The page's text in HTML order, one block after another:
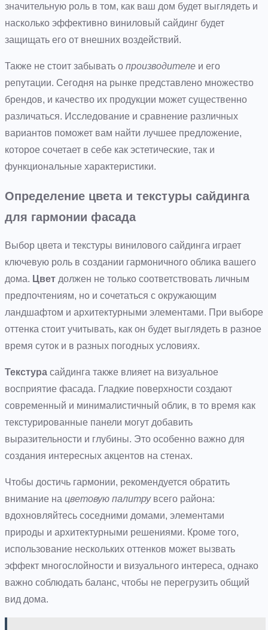
значительную роль в том, как ваш дом будет выглядеть и
насколько эффективно виниловый сайдинг будет
защищать его от внешних воздействий.
Также не стоит забывать о производителе и его
репутации. Сегодня на рынке представлено множество
брендов, и качество их продукции может существенно
различаться. Исследование и сравнение различных
вариантов поможет вам найти лучшее предложение,
которое сочетает в себе как эстетические, так и
функциональные характеристики.
Определение цвета и текстуры сайдинга
для гармонии фасада
Выбор цвета и текстуры винилового сайдинга играет
ключевую роль в создании гармоничного облика вашего
дома. Цвет должен не только соответствовать личным
предпочтениям, но и сочетаться с окружающим
ландшафтом и архитектурными элементами. При выборе
оттенка стоит учитывать, как он будет выглядеть в разное
время суток и в разных погодных условиях.
Текстура сайдинга также влияет на визуальное
восприятие фасада. Гладкие поверхности создают
современный и минималистичный облик, в то время как
текстурированные панели могут добавить
выразительности и глубины. Это особенно важно для
создания интересных акцентов на стенах.
Чтобы достичь гармонии, рекомендуется обратить
внимание на цветовую палитрувсего района:
вдохновляйтесь соседними домами, элементами
природы и архитектурными решениями. Кроме того,
использование нескольких оттенков может вызвать
эффект многослойности и визуального интереса, однако
важно соблюдать баланс, чтобы не перегрузить общий
вид дома.